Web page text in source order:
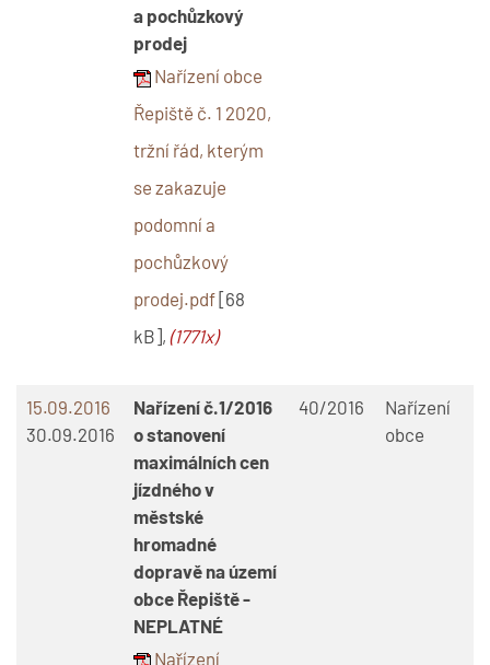
a pochůzkový
prodej
Nařízení obce
Řepiště č. 1 2020,
tržní řád, kterým
se zakazuje
podomní a
pochůzkový
prodej.pdf[68
kB], (1771x)
15.09.2016
30.09.2016
Nařízení č.1/2016
o stanovení
maximálních cen
jízdného v
městské
hromadné
dopravě na území
obce Řepiště -
NEPLATNÉ
Nařízení
40/2016
Nařízení
obce